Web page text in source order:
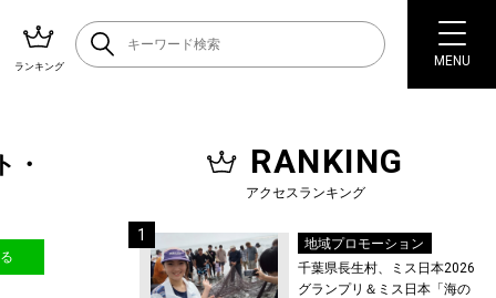
ランキング MENU
・ RANKING
アクセスランキング
地域プロモーション
千葉県長生村、ミス日本2026
グランプリ＆ミス日本「海の